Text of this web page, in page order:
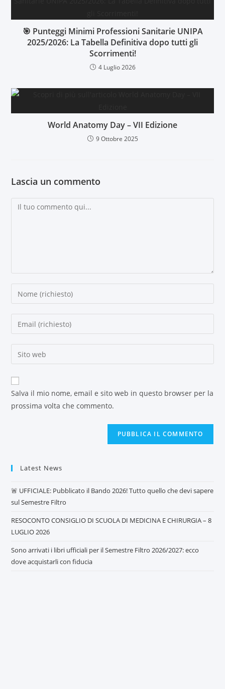
🎯 Punteggi Minimi Professioni Sanitarie UNIPA
2025/2026: La Tabella Definitiva dopo tutti gli
Scorrimenti!
4 Luglio 2026
World Anatomy Day – VII Edizione
9 Ottobre 2025
Lascia un commento
Salva il mio nome, email e sito web in questo browser per la
prossima volta che commento.
Latest News
🚨 UFFICIALE: Pubblicato il Bando 2026! Tutto quello che devi sapere
sul Semestre Filtro
RESOCONTO CONSIGLIO DI SCUOLA DI MEDICINA E CHIRURGIA – 8
LUGLIO 2026
Sono arrivati i libri ufficiali per il Semestre Filtro 2026/2027: ecco
dove acquistarli con fiducia